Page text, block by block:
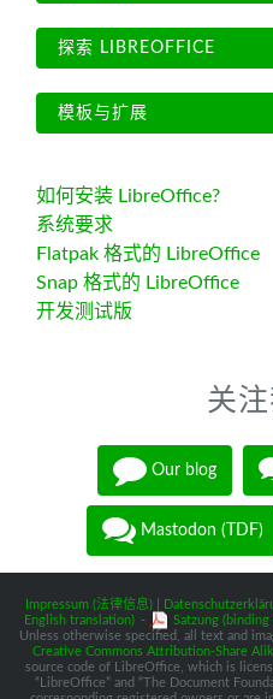
探索 LIBREOFFICE
模板与扩展
如何安装 LibreOffice?
系统要求
Flatpak 格式的 LibreOffice
Snap 格式的 LibreOffice
开发测试版
关注
Our blog
Mastodon (TDF)
Impressum (法律信息)|
English translation) - Satzung
Unless otherwise specified, all text and
Creative Commons Attribution-Share
source code of LibreOffice, which is
“LibreOffice” and “The Document